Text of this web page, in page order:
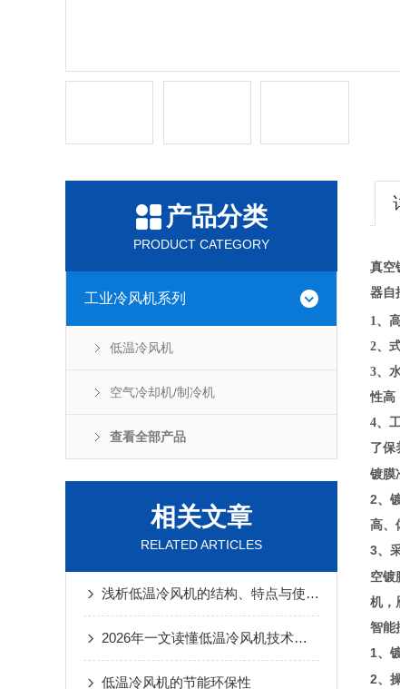
产品分类
PRODUCT CATEGORY
工业冷风机系列
低温冷风机
空气冷却机/制冷机
查看全部产品
相关文章
RELATED ARTICLES
浅析低温冷风机的结构、特点与使用方法
2026年一文读懂低温冷风机技术原理与应用指南
低温冷风机的节能环保性
真空
器自
1、
2、
3、
性高
4、
了保
镀膜
2、
高、
3、
空镀
机，
智能
1、
2、